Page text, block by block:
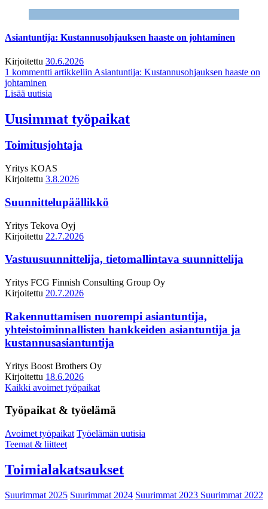
Asiantuntija: Kustannusohjauksen haaste on johtaminen
Kirjoitettu 30.6.2026
1 kommentti artikkeliin Asiantuntija: Kustannusohjauksen haaste on
johtaminen
Lisää uutisia
Uusimmat työpaikat
Toimitusjohtaja
Yritys KOAS
Kirjoitettu 3.8.2026
Suunnittelupäällikkö
Yritys Tekova Oyj
Kirjoitettu 22.7.2026
Vastuusuunnittelija, tietomallintava suunnittelija
Yritys FCG Finnish Consulting Group Oy
Kirjoitettu 20.7.2026
Rakennuttamisen nuorempi asiantuntija,
yhteistoiminnallisten hankkeiden asiantuntija ja
kustannusasiantuntija
Yritys Boost Brothers Oy
Kirjoitettu 18.6.2026
Kaikki avoimet työpaikat
Työpaikat & työelämä
Avoimet työpaikat Työelämän uutisia
Teemat & liitteet
Toimialakatsaukset
Suurimmat 2025 Suurimmat 2024 Suurimmat 2023 Suurimmat 2022